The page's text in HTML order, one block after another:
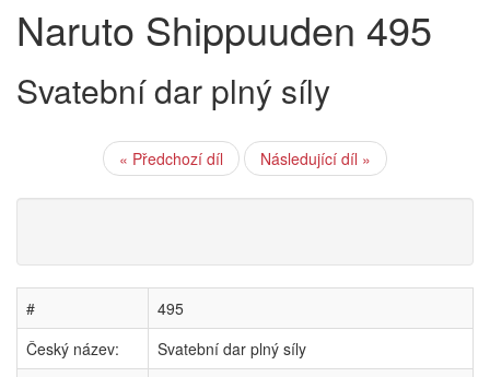
Naruto Shippuuden 495
Svatební dar plný síly
« Předchozí díl Následující díl »
#
495
Český název:
Svatební dar plný síly